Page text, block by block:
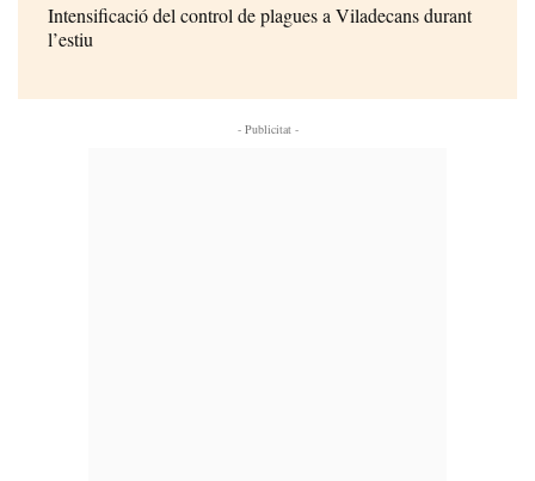
Intensificació del control de plagues a Viladecans durant
l’estiu
- Publicitat -